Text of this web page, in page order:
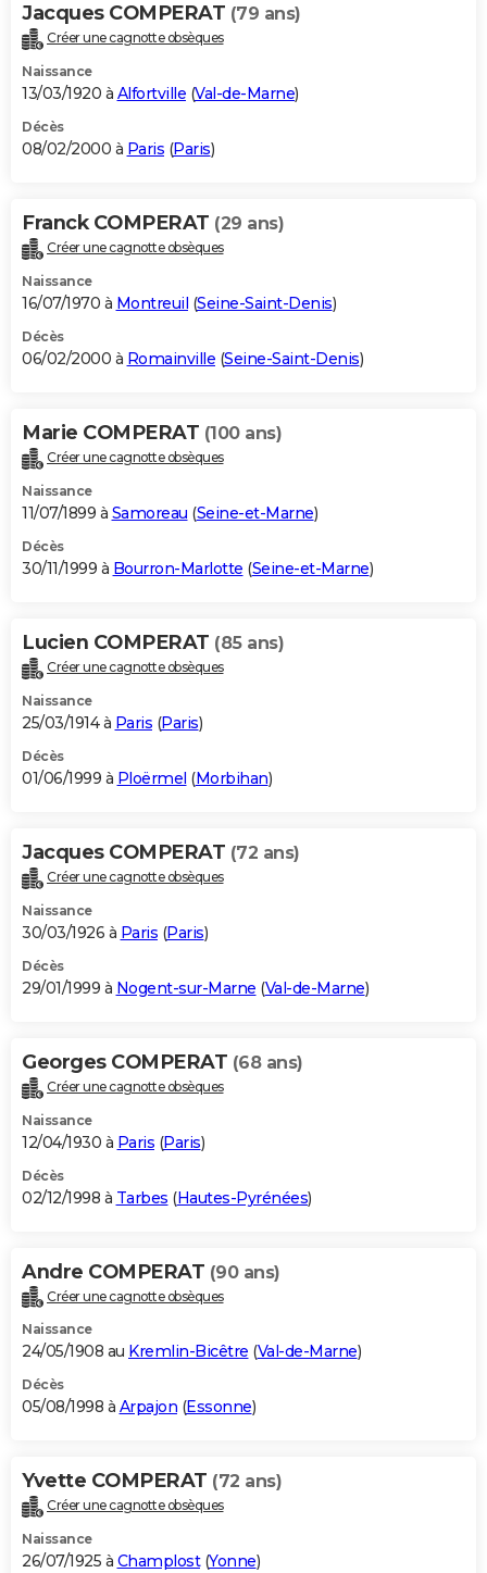
Jacques COMPERAT (79 ans)
Créer une cagnotte obsèques
Naissance
13/03/1920 à Alfortville (Val-de-Marne)
Décès
08/02/2000 à Paris (Paris)
Franck COMPERAT (29 ans)
Créer une cagnotte obsèques
Naissance
16/07/1970 à Montreuil (Seine-Saint-Denis)
Décès
06/02/2000 à Romainville (Seine-Saint-Denis)
Marie COMPERAT (100 ans)
Créer une cagnotte obsèques
Naissance
11/07/1899 à Samoreau (Seine-et-Marne)
Décès
30/11/1999 à Bourron-Marlotte (Seine-et-Marne)
Lucien COMPERAT (85 ans)
Créer une cagnotte obsèques
Naissance
25/03/1914 à Paris (Paris)
Décès
01/06/1999 à Ploërmel (Morbihan)
Jacques COMPERAT (72 ans)
Créer une cagnotte obsèques
Naissance
30/03/1926 à Paris (Paris)
Décès
29/01/1999 à Nogent-sur-Marne (Val-de-Marne)
Georges COMPERAT (68 ans)
Créer une cagnotte obsèques
Naissance
12/04/1930 à Paris (Paris)
Décès
02/12/1998 à Tarbes (Hautes-Pyrénées)
Andre COMPERAT (90 ans)
Créer une cagnotte obsèques
Naissance
24/05/1908 au Kremlin-Bicêtre (Val-de-Marne)
Décès
05/08/1998 à Arpajon (Essonne)
Yvette COMPERAT (72 ans)
Créer une cagnotte obsèques
Naissance
26/07/1925 à Champlost(Yonne)